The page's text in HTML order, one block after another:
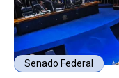
Senado Federal